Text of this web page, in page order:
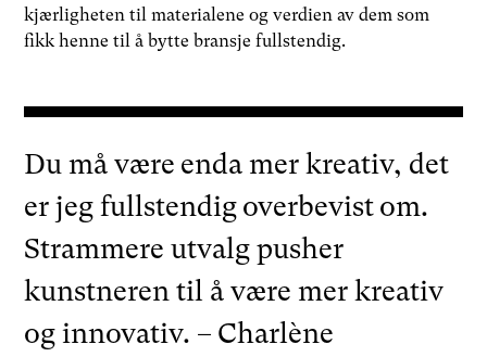
kjærligheten til materialene og verdien av dem som
fikk henne til å bytte bransje fullstendig.
Du må være enda mer kreativ, det
er jeg fullstendig overbevist om.
Strammere utvalg pusher
kunstneren til å være mer kreativ
og innovativ. – Charlène